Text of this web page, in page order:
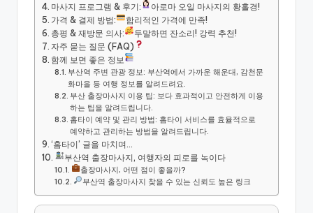
마사지 프로그램 & 후기:
아로마 오일 마사지의 황홀경!
가격 & 결제 방법:
합리적인 가격에 만족!
총평 & 재방문 의사:
두말하면 잔소리! 강력 추천!
자주 묻는 질문 (FAQ)
함께 보면 좋은 정보
부산역 주변 관광 정보: 부산역에서 가까운 해운대, 감천문
화마을 등 여행 정보를 알려드려요.
부산 출장마사지 이용 팁: 보다 효과적이고 안전하게 이용
하는 팁을 알려드립니다.
홈타이 예약 및 관리 방법: 홈타이 서비스를 효율적으로
예약하고 관리하는 방법을 알려드립니다.
‘홈타이’ 글을 마치며…
부산역 출장마사지, 여행자의 피로를 녹이다
출장마사지, 어떤 점이 좋을까?
부산역 출장마사지 찾을 수 있는 신뢰도 높은 링크